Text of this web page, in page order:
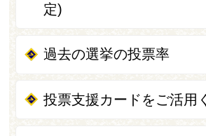
定)
過去の選挙の投票率
投票支援カードをご活用